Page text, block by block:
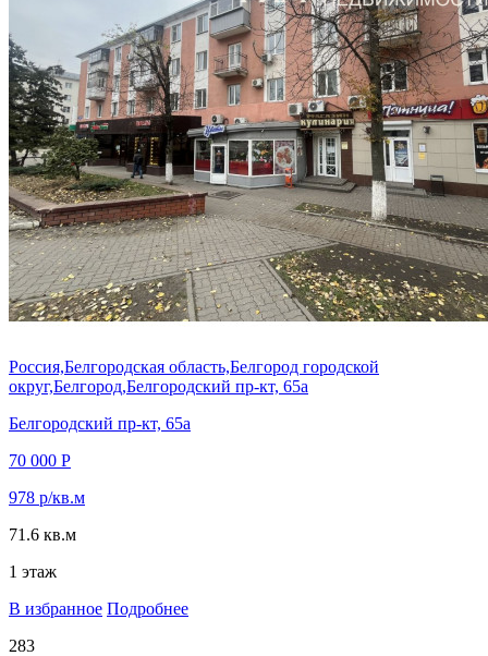
Россия,Белгородская область,Белгород городской
округ,Белгород,Белгородский пр-кт, 65а
Белгородский пр-кт, 65а
70 000 Р
978 р/кв.м
71.6 кв.м
1 этаж
В избранное Подробнее
283